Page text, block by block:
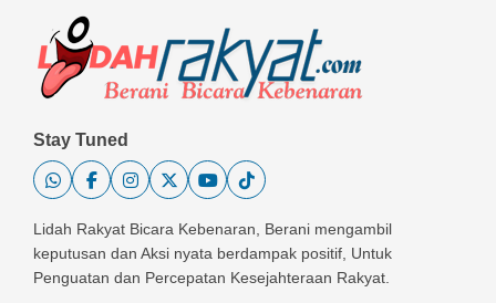
Stay Tuned
Lidah Rakyat Bicara Kebenaran, Berani mengambil
keputusan dan Aksi nyata berdampak positif, Untuk
Penguatan dan Percepatan Kesejahteraan Rakyat.